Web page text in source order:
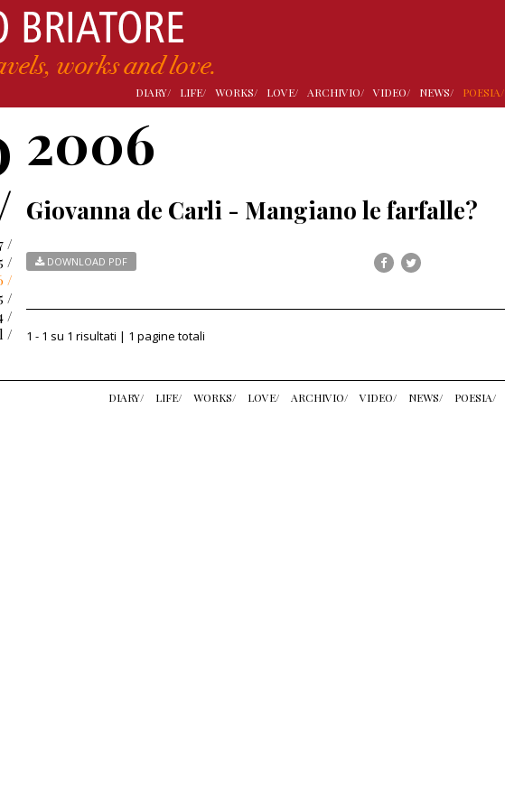
DIARY/ LIFE/ WORKS/ LOVE/ ARCHIVIO/ VIDEO/ NEWS/ POESIA/
/
/
/
/
/
/
2006
Giovanna de Carli - Mangiano le farfalle?
DOWNLOAD PDF
1 - 1 su 1 risultati | 1 pagine totali
DIARY/ LIFE/ WORKS/ LOVE/ ARCHIVIO/ VIDEO/ NEWS/ POESIA/